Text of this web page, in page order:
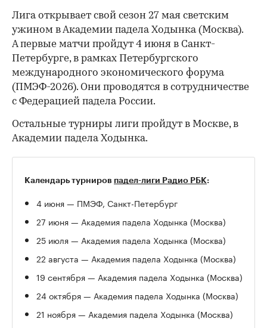
Лига открывает свой сезон 27 мая светским
ужином в Академии падела Ходынка (Москва).
А первые матчи пройдут 4 июня в Санкт-
Петербурге, в рамках Петербургского
международного экономического форума
(ПМЭФ-2026). Они проводятся в сотрудничестве
с Федерацией падела России.
Остальные турниры лиги пройдут в Москве, в
Академии падела Ходынка.
Календарь турниров падел-лиги Радио РБК:
4 июня — ПМЭФ, Санкт-Петербург
27 июня — Академия падела Ходынка (Москва)
25 июля — Академия падела Ходынка (Москва)
22 августа — Академия падела Ходынка (Москва)
19 сентября — Академия падела Ходынка (Москва)
24 октября — Академия падела Ходынка (Москва)
21 ноября — Академия падела Ходынка (Москва)